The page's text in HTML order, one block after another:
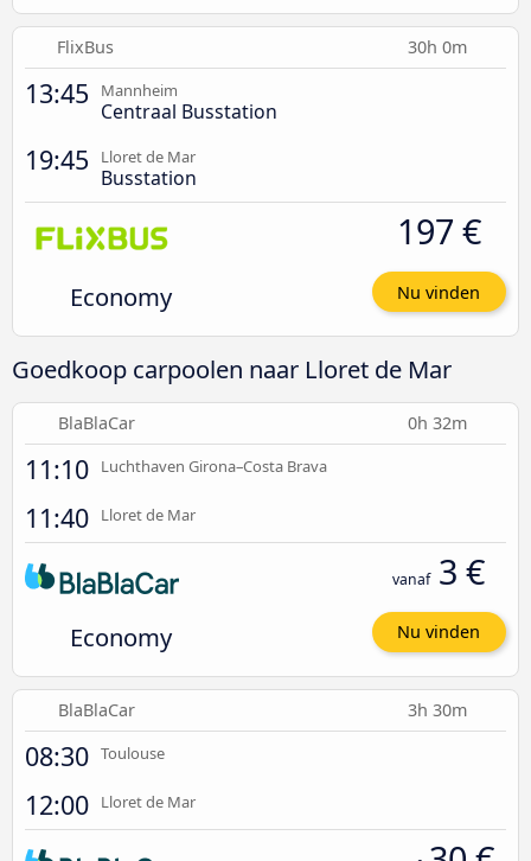
FlixBus 30h 0m
13:45 Mannheim
Centraal Busstation
19:45 Lloret de Mar
Busstation
Economy
197 €
Nu vinden
Goedkoop carpoolen naar Lloret de Mar
BlaBlaCar 0h 32m
11:10 Luchthaven Girona–Costa Brava
11:40 Lloret de Mar
Economy
vanaf 3 €
Nu vinden
BlaBlaCar 3h 30m
08:30 Toulouse
12:00 Lloret de Mar